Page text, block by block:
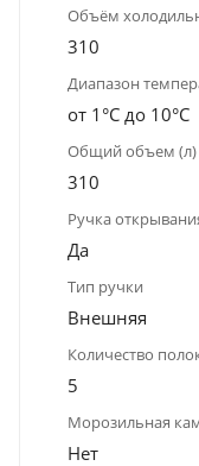
Объём
310
Диапазон
от 1°C до 10°C
Общий объем (л)
310
Ручка
Да
Тип ручки
Внешняя
Количество
5
Морозильная
Нет